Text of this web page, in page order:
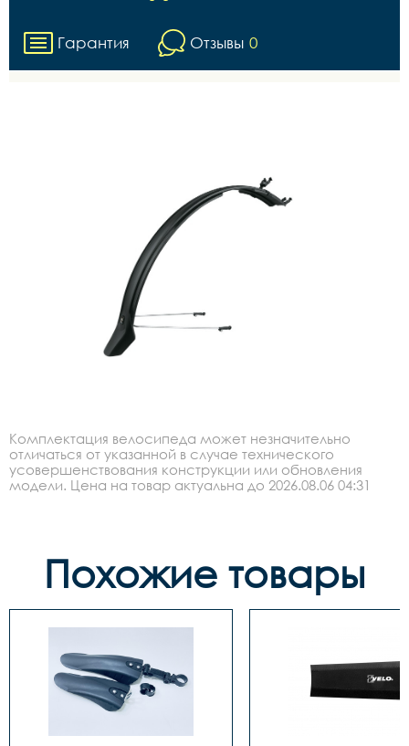
Гарантия Отзывы 0
Комплектация велосипеда может незначительно
отличаться от указанной в случае технического
усовершенствования конструкции или обновления
модели. Цена на товар актуальна до 2026.08.06 04:31
Похожие товары